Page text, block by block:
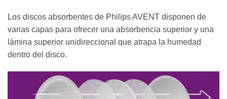
Los discos absorbentes de Philips AVENT disponen de
varias capas para ofrecer una absorbencia superior y una
lámina superior unidireccional que atrapa la humedad
dentro del disco.